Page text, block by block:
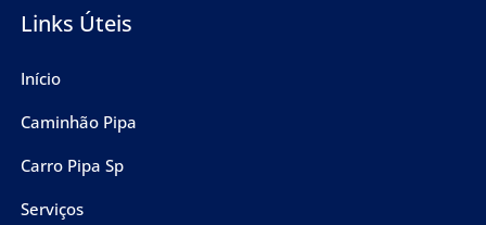
Links Úteis
Início
Caminhão Pipa
Carro Pipa Sp
Serviços